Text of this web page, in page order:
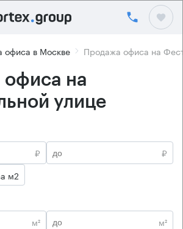
офиса в Москве Продажа офиса на
на
улице
₽
₽
м2
м²
м²